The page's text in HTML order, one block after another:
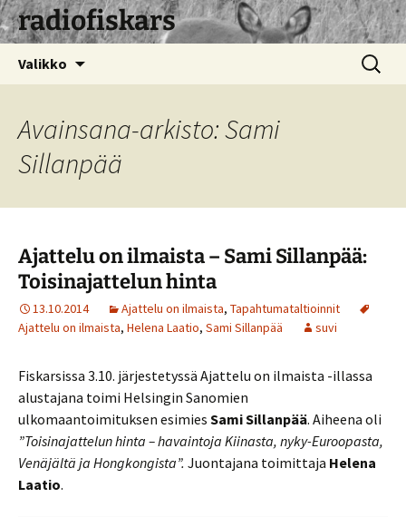
radiofiskars
Valikko Haku:
Avainsana-arkisto: Sami
Sillanpää
Ajattelu on ilmaista – Sami Sillanpää:
Toisinajattelun hinta
13.10.2014 Ajattelu on ilmaista, Tapahtumataltioinnit
Ajattelu on ilmaista, Helena Laatio, Sami Sillanpää suvi
Fiskarsissa 3.10. järjestetyssä Ajattelu on ilmaista -illassa
alustajana toimi Helsingin Sanomien
ulkomaantoimituksen esimies Sami Sillanpää. Aiheena oli
”Toisinajattelun hinta – havaintoja Kiinasta, nyky-Euroopasta,
Venäjältä ja Hongkongista”. Juontajana toimittaja Helena
Laatio.